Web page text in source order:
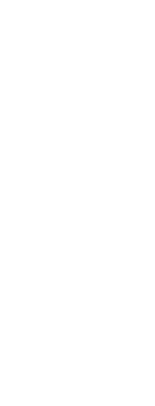
ありません。
です。
ず変更すること